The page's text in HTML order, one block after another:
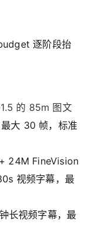
逐阶段抬
的 85m 图文
大 30 帧，标准
24M FineVision
视频字幕，最
长视频字幕，最